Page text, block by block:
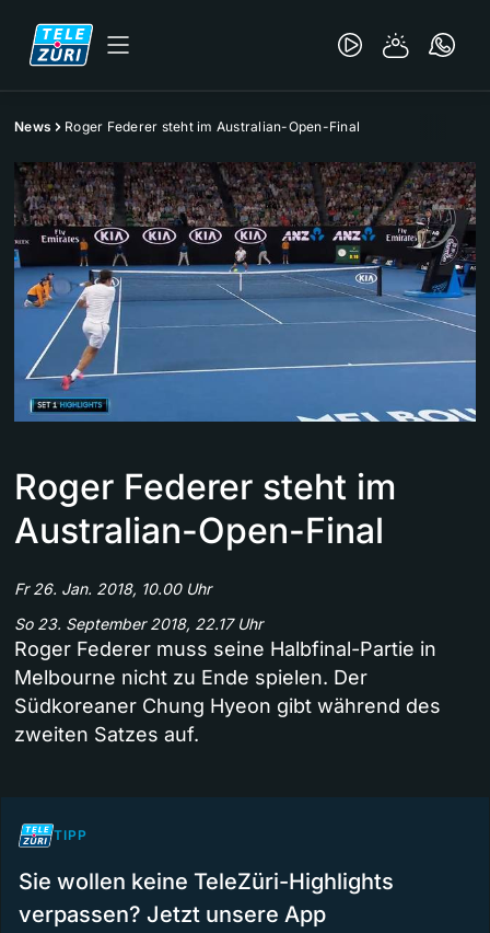
News Roger Federer steht im Australian-Open-Final
Roger Federer steht im
Australian-Open-Final
Fr 26. Jan. 2018, 10.00 Uhr
So 23. September 2018, 22.17 Uhr
Roger Federer muss seine Halbfinal-Partie in
Melbourne nicht zu Ende spielen. Der
Südkoreaner Chung Hyeon gibt während des
zweiten Satzes auf.
TIPP
Sie wollen keine TeleZüri-Highlights
verpassen? Jetzt unsere App